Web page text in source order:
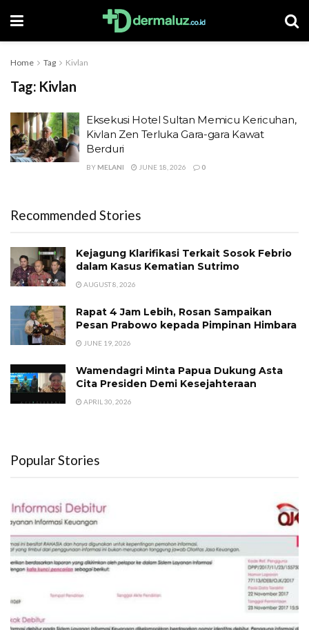
Home Tag Kivlan
Tag: Kivlan
Eksekusi Hotel Sultan Memicu Kericuhan,
Kivlan Zen Terluka Gara-gara Kawat
Berduri
BY MELANI JUNE 18, 2026 0
Recommended Stories
Kejagung Klarifikasi Terkait Sosok Febrio
dalam Kasus Kematian Sutrimo
AUGUST 8, 2026
Rapat 4 Jam Lebih, Rosan Sampaikan
Pesan Prabowo kepada Pimpinan Himbara
JUNE 19, 2026
Wamendagri Minta Papua Dukung Asta
Cita Presiden Demi Kesejahteraan
APRIL 30, 2026
Popular Stories